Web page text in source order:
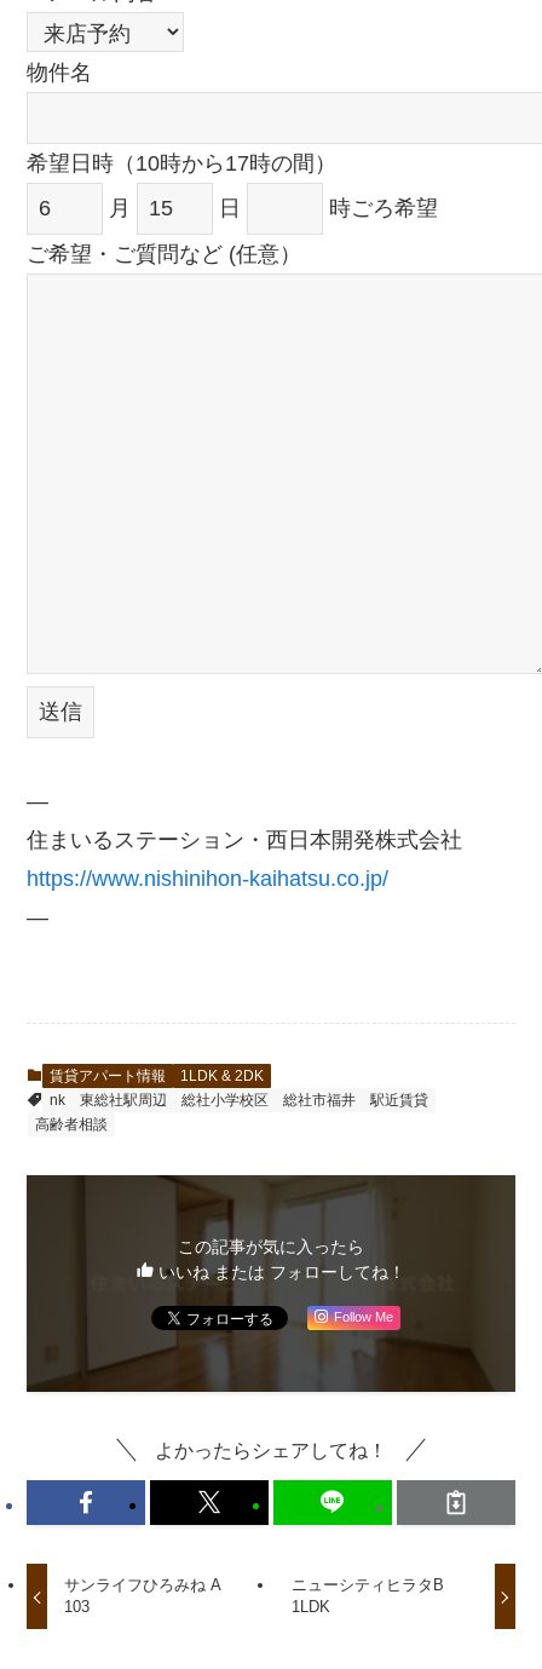
物件名
希望日時（10時から17時の間）
月
日
時ごろ希望
ご希望・ご質問など (任意）
—
住まいるステーション・西日本開発株式会社
https://www.nishinihon-kaihatsu.co.jp/
—
賃貸アパート情報
1LDK & 2DK
nk
東総社駅周辺 総社小学校区 総社市福井
駅近賃貸
高齢者相談
この記事が気に入ったら
いいね または フォローしてね！
Follow Me
よかったらシェアしてね！
サンライフひろみね A
103
ニューシティヒラタB
1LDK